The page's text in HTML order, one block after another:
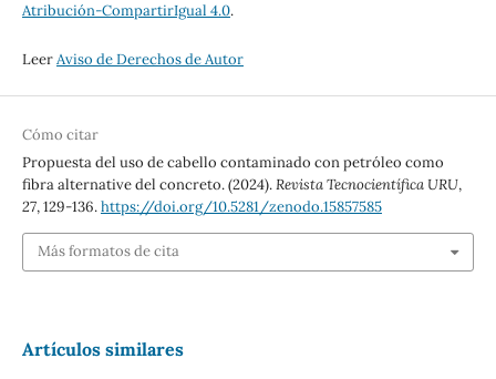
Atribución-CompartirIgual 4.0.
LeerAviso de Derechos de Autor
Cómo citar
Propuesta del uso de cabello contaminado con petróleo como
fibra alternative del concreto. (2024).Revista Tecnocientífica URU,
27, 129-136.https://doi.org/10.5281/zenodo.15857585
Más formatos de cita
Artículos similares